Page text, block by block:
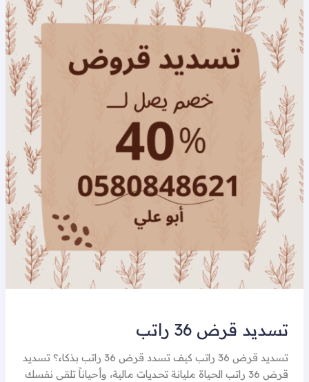
تسديد قرض 36 راتب
تسديد قرض 36 راتب كيف تسدد قرض 36 راتب بذكاء؟ تسديد
قرض 36 راتب الحياة مليانة تحديات مالية، وأحياناً تلقى نفسك
36
راتب